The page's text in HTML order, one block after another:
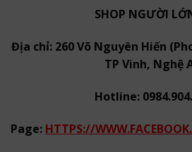
SHOP NGƯỜI
Địa chỉ: 260 Võ Nguyên Hiến
TP Vinh, Nghệ
Hotline:
Page: HTTPS://